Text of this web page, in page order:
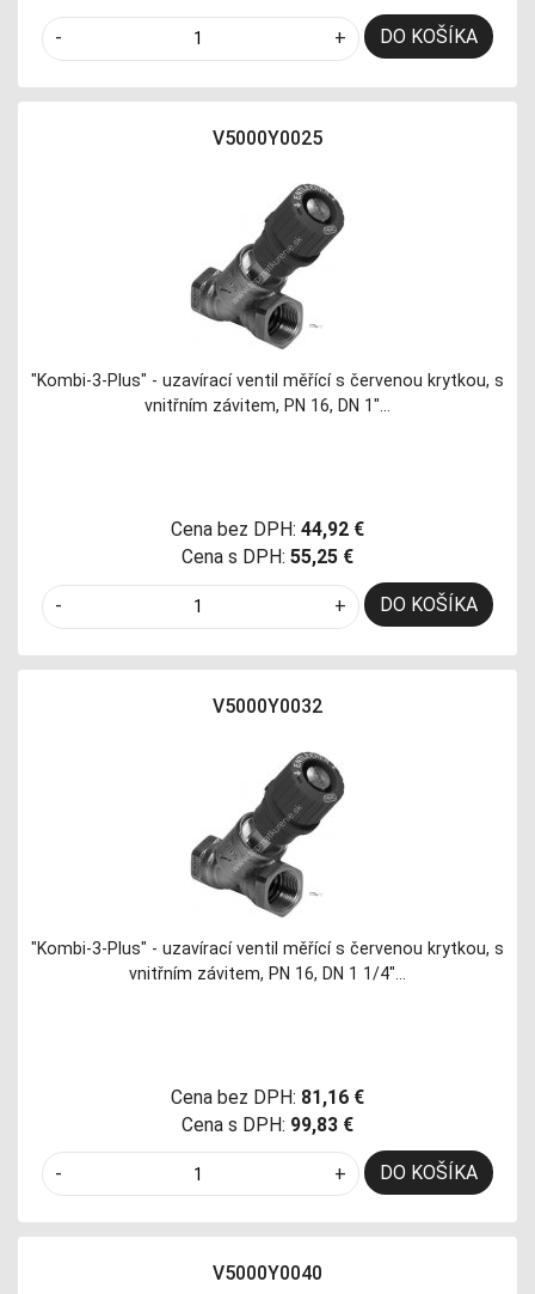
- + DO KOŠÍKA
V5000Y0025
"Kombi-3-Plus" - uzavírací ventil měřící s červenou krytkou, s
vnitřním závitem, PN 16, DN 1"…
Cena bez DPH: 44,92 €
Cena s DPH: 55,25 €
- + DO KOŠÍKA
V5000Y0032
"Kombi-3-Plus" - uzavírací ventil měřící s červenou krytkou, s
vnitřním závitem, PN 16, DN 1 1/4"…
Cena bez DPH: 81,16 €
Cena s DPH: 99,83 €
- + DO KOŠÍKA
V5000Y0040